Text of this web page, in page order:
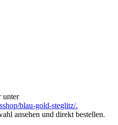
unter
blau-gold-steglitz/.
ansehen und direkt bestellen.